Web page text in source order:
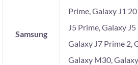
Samsung
Prime, Galaxy J1
J5 Prime, Galaxy
Galaxy J7 Prime 2,
Galaxy M30,